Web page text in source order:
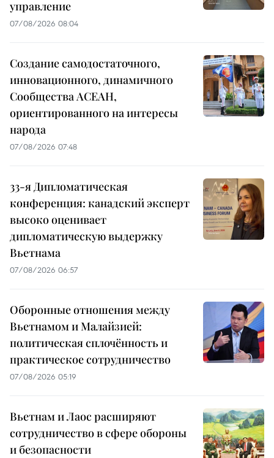
управление
07/08/2026 08:04
Создание самодостаточного,
инновационного, динамичного
Сообщества АСЕАН,
ориентированного на интересы
народа
07/08/2026 07:48
33-я Дипломатическая
конференция: канадский эксперт
высоко оценивает
дипломатическую выдержку
Вьетнама
07/08/2026 06:57
Оборонные отношения между
Вьетнамом и Малайзией:
политическая сплочённость и
практическое сотрудничество
07/08/2026 05:19
Вьетнам и Лаос расширяют
сотрудничество в сфере обороны
и безопасности